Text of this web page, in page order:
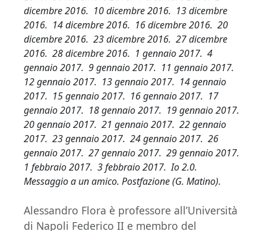
dicembre 2016. 10 dicembre 2016. 13 dicembre
2016. 14 dicembre 2016. 16 dicembre 2016. 20
dicembre 2016. 23 dicembre 2016. 27 dicembre
2016. 28 dicembre 2016. 1 gennaio 2017. 4
gennaio 2017. 9 gennaio 2017. 11 gennaio 2017.
12 gennaio 2017. 13 gennaio 2017. 14 gennaio
2017. 15 gennaio 2017. 16 gennaio 2017. 17
gennaio 2017. 18 gennaio 2017. 19 gennaio 2017.
20 gennaio 2017. 21 gennaio 2017. 22 gennaio
2017. 23 gennaio 2017. 24 gennaio 2017. 26
gennaio 2017. 27 gennaio 2017. 29 gennaio 2017.
1 febbraio 2017. 3 febbraio 2017. Io 2.0.
Messaggio a un amico. Postfazione (G. Matino).
Alessandro Flora è professore all’Università
di Napoli Federico II e membro del